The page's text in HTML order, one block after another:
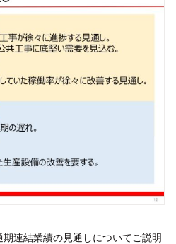
連結業績の見通しについてご説明